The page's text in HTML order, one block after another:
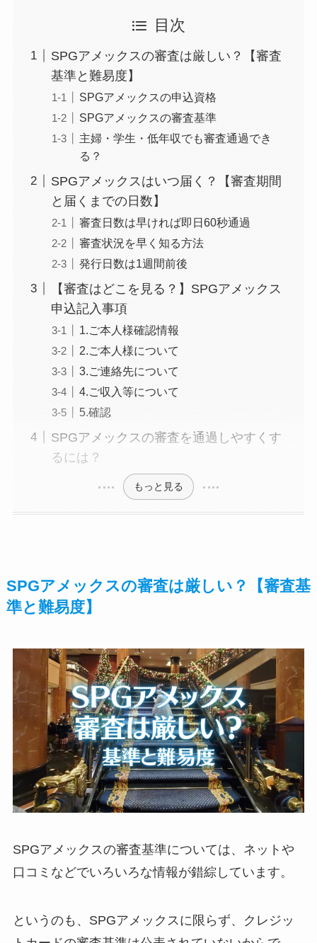
目次
SPGアメックスの審査は厳しい？【審査
基準と難易度】
SPGアメックスの申込資格
SPGアメックスの審査基準
主婦・学生・低年収でも審査通過でき
る？
SPGアメックスはいつ届く？【審査期間
と届くまでの日数】
審査日数は早ければ即日60秒通過
審査状況を早く知る方法
発行日数は1週間前後
【審査はどこを見る？】SPGアメックス
申込記入事項
1.ご本人様確認情報
2.ご本人様について
3.ご連絡先について
4.ご収入等について
5.確認
SPGアメックスの審査を通過しやすくす
るには？
もっと見る
SPGアメックスの審査は厳しい？【審査基
準と難易度】
SPGアメックスの審査基準については、ネットや
口コミなどでいろいろな情報が錯綜しています。
というのも、SPGアメックスに限らず、
クレジッ